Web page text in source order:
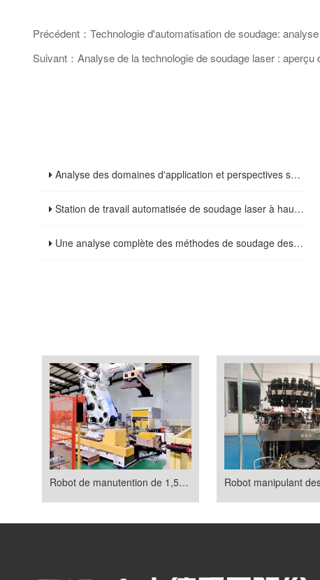
Précédent：Technologie d'automatisation de soudage:
Suivant：Analyse de la technologie de soudage laser :
Analyse des domaines d'application et perspectives sur les tendances de l'industrie des machines de découpe laser à fibre
Station de travail automatisée de soudage laser à haute efficacité : analyse des principaux avantages et des tendances de développement futures
Une analyse complète des méthodes de soudage des structures en acier et des précautions clés
Robot de manutention de 1,5 tonne